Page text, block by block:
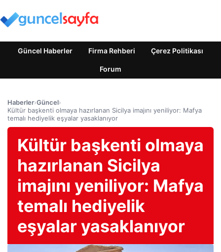
Güncel Haberler Firma Rehberi Çerez Politikası
Forum
Haberler›Güncel›
Kültür başkenti olmaya hazırlanan Sicilya imajını yeniliyor: Mafya
temalı hediyelik eşyalar yasaklanıyor
Kültür başkenti olmaya
hazırlanan Sicilya
imajını yeniliyor: Mafya
temalı hediyelik
eşyalar yasaklanıyor